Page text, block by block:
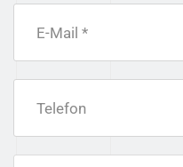
E-Mail *
Telefon